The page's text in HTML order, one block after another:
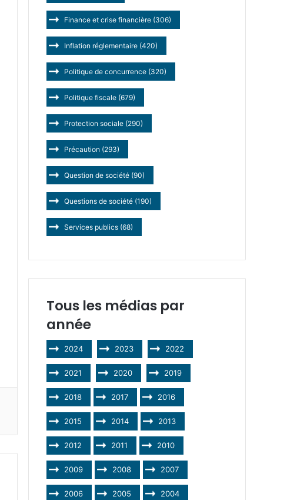
Finance et crise financière (306)
Inflation réglementaire (420)
Politique de concurrence (320)
Politique fiscale (679)
Protection sociale (290)
Précaution (293)
Question de société (90)
Questions de société (190)
Services publics (68)
Tous les médias par
année
2024 2023 2022
2021 2020 2019
2018 2017 2016
2015 2014 2013
2012 2011 2010
2009 2008 2007
2006 2005 2004